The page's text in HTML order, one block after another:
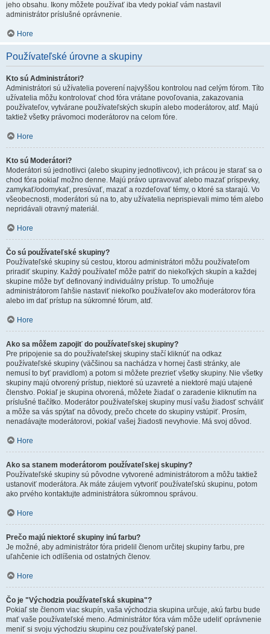
jeho obsahu. Ikony môžete používať iba vtedy pokiaľ vám nastavil
administrátor príslušné oprávnenie.
Hore
Používateľské úrovne a skupiny
Kto sú Administrátori?
Administrátori sú užívatelia poverení najvyššou kontrolou nad celým fórom. Títo
užívatelia môžu kontrolovať chod fóra vrátane povoľovania, zakazovania
používateľov, vytvárane používateľských skupín alebo moderátorov, atď. Majú
taktiež všetky právomoci moderátorov na celom fóre.
Hore
Kto sú Moderátori?
Moderátori sú jednotlivci (alebo skupiny jednotlivcov), ich prácou je starať sa o
chod fóra pokiaľ možno denne. Majú právo upravovať alebo mazať príspevky,
zamykať/odomykať, presúvať, mazať a rozdeľovať témy, o ktoré sa starajú. Vo
všeobecnosti, moderátori sú na to, aby užívatelia neprispievali mimo tém alebo
nepridávali otravný materiál.
Hore
Čo sú používateľské skupiny?
Používateľské skupiny sú cestou, ktorou administrátori môžu používateľom
priradiť skupiny. Každý používateľ môže patriť do niekoľkých skupín a každej
skupine môže byť definovaný individuálny prístup. To umožňuje
administrátorom ľahšie nastaviť niekoľko používateľov ako moderátorov fóra
alebo im dať prístup na súkromné fórum, atď.
Hore
Ako sa môžem zapojiť do používateľskej skupiny?
Pre pripojenie sa do používateľskej skupiny stačí kliknúť na odkaz
používateľské skupiny (väčšinou sa nachádza v hornej časti stránky, ale
nemusí to byť pravidlom) a potom si môžete prezrieť všetky skupiny. Nie všetky
skupiny majú otvorený prístup, niektoré sú uzavreté a niektoré majú utajené
členstvo. Pokiaľ je skupina otvorená, môžete žiadať o zaradenie kliknutím na
príslušné tlačítko. Moderátor používateľskej skupiny musí vašu žiadosť schváliť
a môže sa vás spýtať na dôvody, prečo chcete do skupiny vstúpiť. Prosím,
nenadávajte moderátorovi, pokiaľ vašej žiadosti nevyhovie. Má svoj dôvod.
Hore
Ako sa stanem moderátorom používateľskej skupiny?
Používateľské skupiny sú pôvodne vytvorené administrátorom a môžu taktiež
ustanoviť moderátora. Ak máte záujem vytvoriť používateľskú skupinu, potom
ako prvého kontaktujte administrátora súkromnou správou.
Hore
Prečo majú niektoré skupiny inú farbu?
Je možné, aby administrátor fóra pridelil členom určitej skupiny farbu, pre
uľahčenie ich odlíšenia od ostatných členov.
Hore
Čo je "Východzia používateľská skupina"?
Pokiaľ ste členom viac skupín, vaša východzia skupina určuje, akú farbu bude
mať vaše používateľské meno. Administrátor fóra vám môže udeliť oprávnenie
meniť si svoju východziu skupinu cez používateľský panel.